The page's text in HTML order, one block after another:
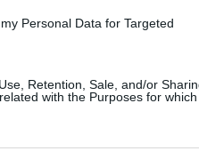
Personal Data for Targeted
Retention, Sale, and/or
with the Purposes for